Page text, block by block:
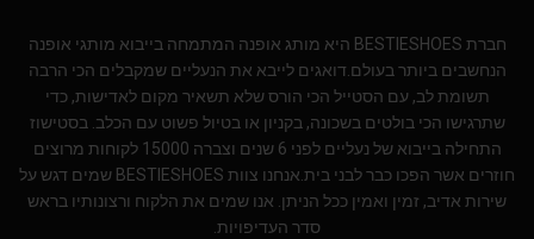
חברת BESTIESHOES היא מותג אופנה המתמחה בייבוא מותגי אופנה
הנחשבים ביותר בעולם.דואגים לייבא את הנעליים שמקבלים הכי הרבה
תשומת לב, עם הסטייל הכי הורס שלא תשאיר מקום לאדישות, כדי
שתרגישו הכי בולטים בשכונה, בקניון או בטיול פשוט עם הכלב. בסטישוז
התחילה בייבוא של נעליים לפני 6 שנים וצברה 15000 לקוחות מרוצים
חוזרים אשר הפכו כבר לבני בית.אנחנו צוות BESTIESHOES שמים דגש על
שירות אדיב, זמין ואמין ככל הניתן. אנו שמים את הלקוח ורצונותיו בראש
סדר העדיפויות.